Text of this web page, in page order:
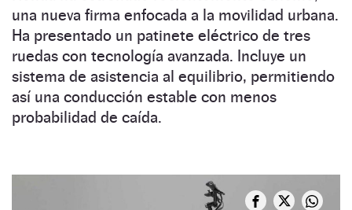
una nueva firma enfocada a la movilidad urbana.
Ha presentado un patinete eléctrico de tres
ruedas con tecnología avanzada. Incluye un
sistema de asistencia al equilibrio, permitiendo
así una conducción estable con menos
probabilidad de caída.